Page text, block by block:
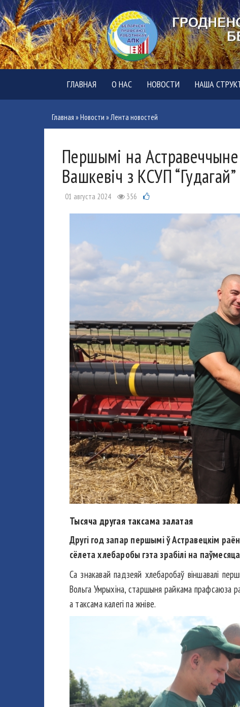
ГЛАВНАЯ О НАС НОВОСТИ НАША
Главная »Новости »Лента новостей
Першымі на Астравеччыне
Вашкевіч з КСУП “Гудагай”
01 августа 2024 356
Тысяча другая таксама залатая
Другі год запар першымі ў Астравецкім
сёлета хлебаробы гэта зрабілі на
Са знакавай падзеяй хлебаробаў віншавалі
Вольга Умрыхіна, старшыня райкама прафсаюза
а таксама калегі па жніве.